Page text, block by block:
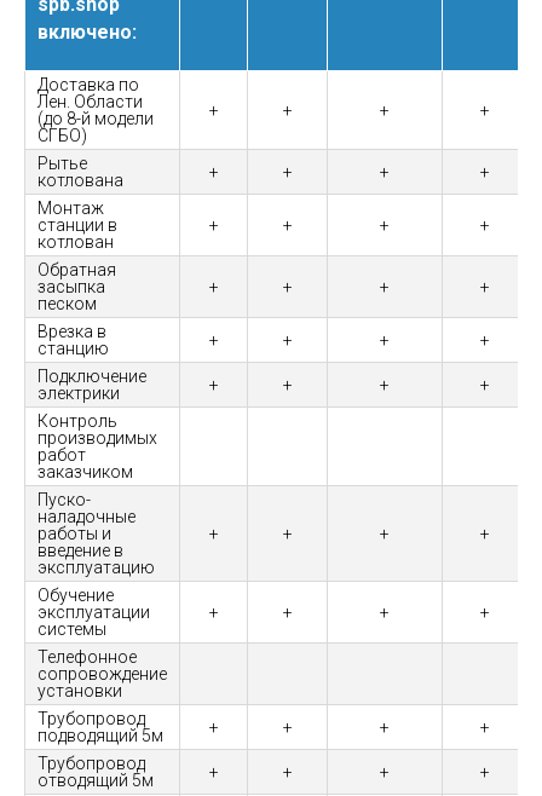
включено:
Доставка по
Лен. Области
(до 8-й модели
СГБО)
+ + + +
Рытье
котлована
+ + +
+
Монтаж
станции в
котлован
+ + + +
Обратная
засыпка
песком
+ + + +
Врезка в
станцию
+ + +
+
Подключение
электрики
+ + +
+
Контроль
производимых
работ
заказчиком
Пуско-
наладочные
работы и
введение в
эксплуатацию
+ + + +
Обучение
эксплуатации
системы
+ + + +
Телефонное
сопровождение
установки
Трубопровод
подводящий 5м
+ + +
+
Трубопровод
отводящий 5м
+ + +
+